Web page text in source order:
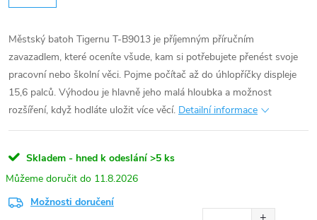
Městský batoh Tigernu T-B9013 je příjemným příručním
zavazadlem, které oceníte všude, kam si potřebujete přenést svoje
pracovní nebo školní věci. Pojme počítač až do úhlopříčky displeje
15,6 palců. Výhodou je hlavně jeho malá hloubka a možnost
rozšíření, když hodláte uložit více věcí. Detailní informace
Skladem - hned k odeslání >5 ks
11.8.2026
Možnosti doručení